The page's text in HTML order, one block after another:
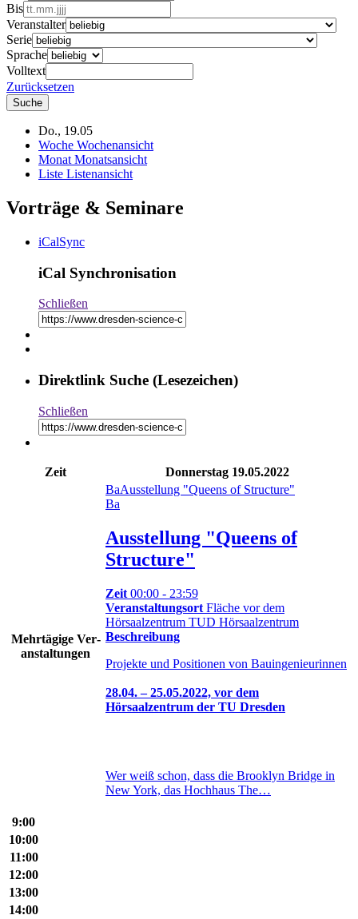
Bis
Veranstalter
Serie
Sprache
Volltext
Zurücksetzen
Do., 19.05
Woche Wochenansicht
Monat Monatsansicht
Liste Listenansicht
Vorträge & Seminare
iCalSync
iCal Synchronisation
Schließen
Direktlink Suche (Lesezeichen)
Schließen
Zeit Donnerstag 19.05.2022
Mehr­tä­gige Ver­
an­stal­tungen
BaAusstellung "Queens of Structure"
Ba
Ausstellung "Queens of
Structure"
Zeit 00:00 - 23:59
Veranstaltungsort Fläche vor dem
Hörsaalzentrum TUD Hörsaalzentrum
Beschreibung
Projekte und Positionen von Bauingenieurinnen
28.04. – 25.05.2022, vor dem
Hörsaalzentrum der TU Dresden
Wer weiß schon, dass die Brooklyn Bridge in
New York, das Hochhaus The…
9:00
10:00
11:00
12:00
13:00
14:00